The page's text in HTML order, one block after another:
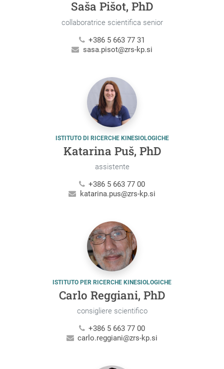
Saša Pišot, PhD
collaboratrice scientifica senior
+386 5 663 77 31
sasa.pisot@zrs-kp.si
ISTITUTO DI RICERCHE KINESIOLOGICHE
Katarina Puš, PhD
assistente
+386 5 663 77 00
katarina.pus@zrs-kp.si
ISTITUTO PER RICERCHE KINESIOLOGICHE
Carlo Reggiani, PhD
consigliere scientifico
+386 5 663 77 00
carlo.reggiani@zrs-kp.si